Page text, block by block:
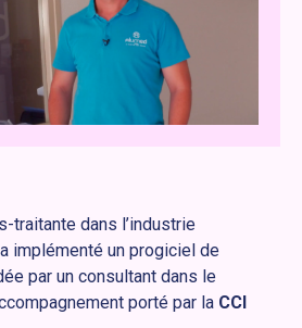
traitante dans l’industrie
implémenté un progiciel de
par un consultant dans le
porté par la CCI